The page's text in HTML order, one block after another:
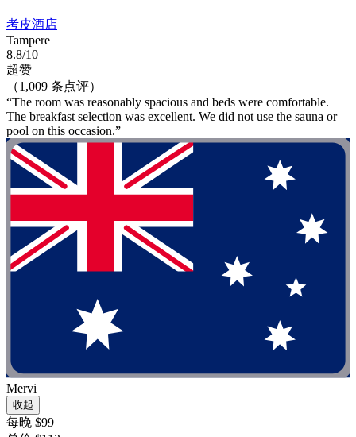
考皮酒店
Tampere
8.8/10
超赞
（1,009 条点评）
“The room was reasonably spacious and beds were comfortable.
The breakfast selection was excellent. We did not use the sauna or
pool on this occasion.”
Mervi
收起
每晚 $99